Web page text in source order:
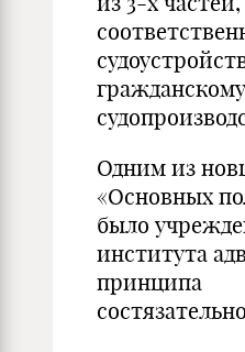
Одним из
«Основных
было
института
принципа